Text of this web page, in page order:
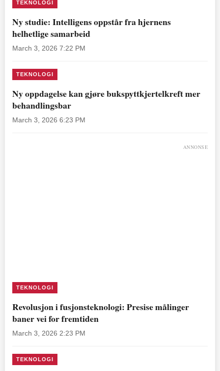
TEKNOLOGI
Ny studie: Intelligens oppstår fra hjernens
helhetlige samarbeid
March 3, 2026 7:22 PM
TEKNOLOGI
Ny oppdagelse kan gjøre bukspyttkjertelkreft mer
behandlingsbar
March 3, 2026 6:23 PM
ANNONSE
TEKNOLOGI
Revolusjon i fusjonsteknologi: Presise målinger
baner vei for fremtiden
March 3, 2026 2:23 PM
TEKNOLOGI